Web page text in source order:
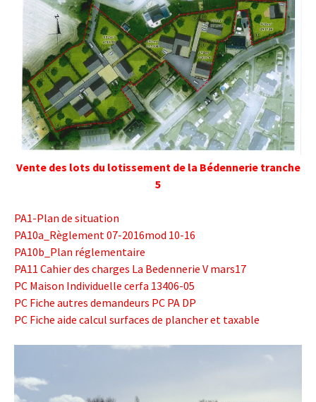
Vente des lots du lotissement de la Bédennerie tranche
5
PA1-Plan de situation
PA10a_Règlement 07-2016mod 10-16
PA10b_Plan réglementaire
PA11 Cahier des charges La Bedennerie V mars17
PC Maison Individuelle cerfa 13406-05
PC Fiche autres demandeurs PC PA DP
PC Fiche aide calcul surfaces de plancher et taxable